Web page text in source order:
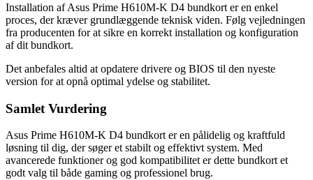
Installation af Asus Prime H610M-K D4 bundkort er en enkel
proces, der kræver grundlæggende teknisk viden. Følg vejledningen
fra producenten for at sikre en korrekt installation og konfiguration
af dit bundkort.
Det anbefales altid at opdatere drivere og BIOS til den nyeste
version for at opnå optimal ydelse og stabilitet.
Samlet Vurdering
Asus Prime H610M-K D4 bundkort er en pålidelig og kraftfuld
løsning til dig, der søger et stabilt og effektivt system. Med
avancerede funktioner og god kompatibilitet er dette bundkort et
godt valg til både gaming og professionel brug.